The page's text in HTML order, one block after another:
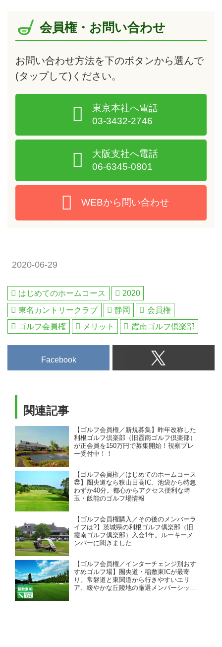
会員権・お問い合わせ
お問い合わせ方法を下のボタンから選んで
(タップして) ください。
東京本社へ電話
03-3432-2746
大阪支社へ電話
06-6345-0801
WEBから問い合わせ
2020-06-29
はじめてのホームコース
2020
東名カントリークラブ
静岡
会員権
ゴルフ会員権
メリット 霞南ゴルフ倶楽部
Facebook
関連記事
【ゴルフ会員権／新規募集】昨年改称した
利根ゴルフ倶楽部（旧霞南ゴルフ倶楽部）
が正会員を150万円で募集開始！視察プレ
ー受付中！！
【ゴルフ会員権／はじめてのホームコース
㉒】圏央道なら狭山日高IC、池袋から特急
わずか40分。都心からアクセス便利な埼
玉・飯能のゴルフ場情報
【ゴルフ会員権購入／その後のメンバーラ
イフは?】茨城県の利根ゴルフ倶楽部（旧
霞南ゴルフ倶楽部）入会1年。ルーキーメ
ンバーに聞きました
【ゴルフ会員権／インターチェンジ別おす
すめゴルフ場】圏央道・稲敷東ICが最寄
り。常磐道と東関道から行きやすいエリ
ア、緩やかな丘陵地の厳選メンバーシップ